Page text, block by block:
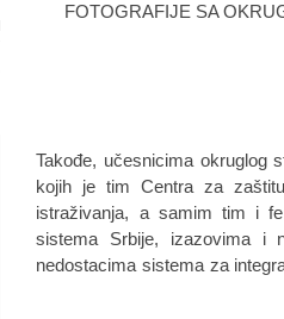
FOTOGRAFIJE SA
Takođe, učesnicima okruglog
kojih je tim Centra za
istraživanja, a samim tim i
sistema Srbije, izazovima i
nedostacima sistema za